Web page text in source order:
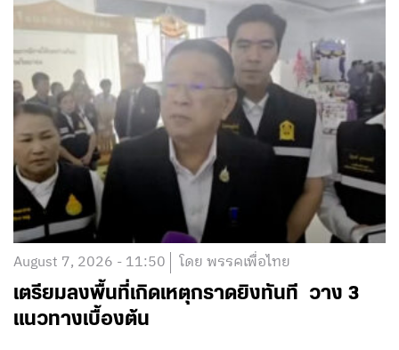
August 7, 2026 - 11:50 โดย พรรคเพื่อไทย
เตรียมลงพื้นที่เกิดเหตุกราดยิงทันที วาง 3
แนวทางเบื้องต้น